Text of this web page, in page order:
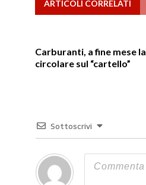
ARTICOLI CORRELATI
Carburanti, a fine mese la
circolare sul “cartello”
Sottoscrivi